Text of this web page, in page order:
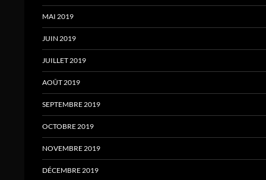
MAI 2019
JUIN 2019
JUILLET 2019
AOÛT 2019
SEPTEMBRE 2019
OCTOBRE 2019
NOVEMBRE 2019
DÉCEMBRE 2019